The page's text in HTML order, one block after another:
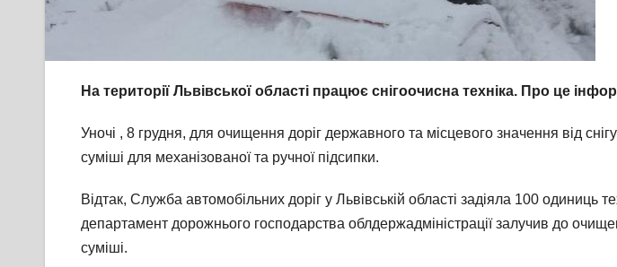
На території Львівської області працює снігоочисна техніка. Про це
Уночі , 8 грудня, для очищення доріг державного та місцевого значення від
суміші для механізованої та ручної підсипки.
Відтак, Служба автомобільних доріг у Львівській області задіяла 100
департамент дорожнього господарства облдержадміністрації залучив до
суміші.